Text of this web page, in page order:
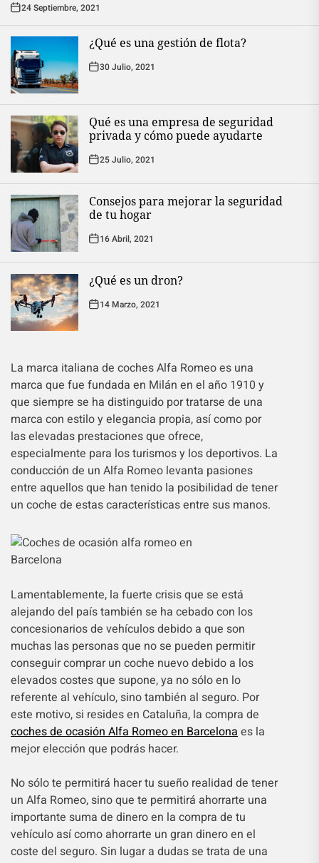
24 Septiembre, 2021
¿Qué es una gestión de flota?
30 Julio, 2021
Qué es una empresa de seguridad
privada y cómo puede ayudarte
25 Julio, 2021
Consejos para mejorar la seguridad
de tu hogar
16 Abril, 2021
¿Qué es un dron?
14 Marzo, 2021
La marca italiana de coches Alfa Romeo es una
marca que fue fundada en Milán en el año 1910 y
que siempre se ha distinguido por tratarse de una
marca con estilo y elegancia propia, así como por
las elevadas prestaciones que ofrece,
especialmente para los turismos y los deportivos. La
conducción de un Alfa Romeo levanta pasiones
entre aquellos que han tenido la posibilidad de tener
un coche de estas características entre sus manos.
Lamentablemente, la fuerte crisis que se está
alejando del país también se ha cebado con los
concesionarios de vehículos debido a que son
muchas las personas que no se pueden permitir
conseguir comprar un coche nuevo debido a los
elevados costes que supone, ya no sólo en lo
referente al vehículo, sino también al seguro. Por
este motivo, si resides en Cataluña, la compra de
coches de ocasión Alfa Romeo en Barcelona es la
mejor elección que podrás hacer.
No sólo te permitirá hacer tu sueño realidad de tener
un Alfa Romeo, sino que te permitirá ahorrarte una
importante suma de dinero en la compra de tu
vehículo así como ahorrarte un gran dinero en el
coste del seguro. Sin lugar a dudas se trata de una